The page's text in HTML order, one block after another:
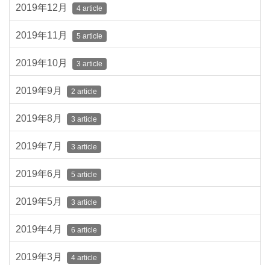
2019年12月 4 article
2019年11月 5 article
2019年10月 3 article
2019年9月 2 article
2019年8月 3 article
2019年7月 3 article
2019年6月 5 article
2019年5月 3 article
2019年4月 6 article
2019年3月 4 article